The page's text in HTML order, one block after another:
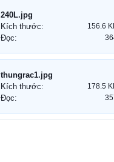
240L.jpg
Kích thước:
156.6
Đọc:
thungrac1.jpg
Kích thước:
178.5
Đọc: